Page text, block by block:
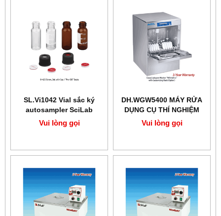
SL.Vi1042 Vial sắc ký
autosampler SciLab
Vui lòng gọi
DH.WGW5400 MÁY RỬA
DỤNG CỤ THÍ NGHIỆM
Vui lòng gọi